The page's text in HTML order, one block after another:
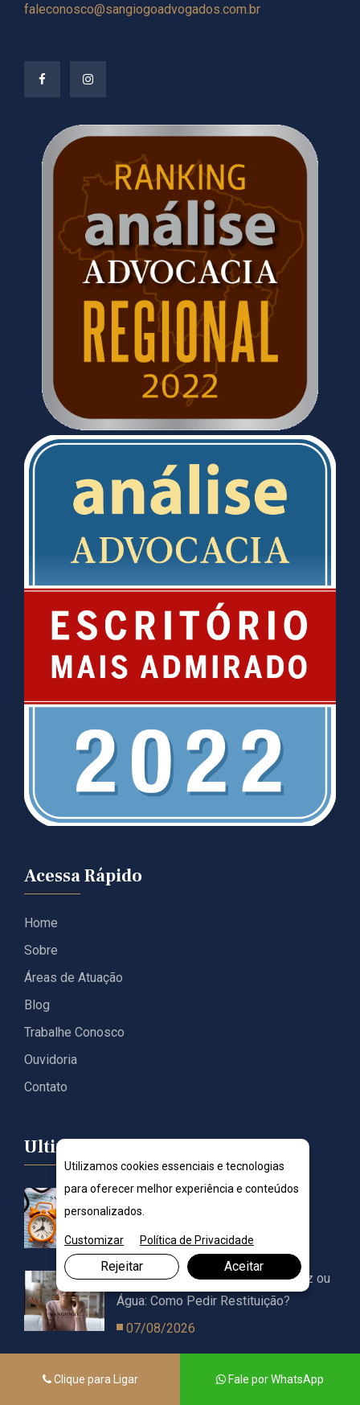
faleconosco@sangiogoadvogados.com.br
Acessa Rápido
Home
Sobre
Áreas de Atuação
Blog
Trabalhe Conosco
Ouvidoria
Contato
Ultimos Posts
MEI Pode Receber Cobrança
Retroativa de Tributos?
07/08/2026
Cobrança Indevida na Conta de Luz ou
Água: Como Pedir Restituição?
07/08/2026
Deve Pagar Todos os Prejuízos?
Clique para Ligar Fale por WhatsApp
Utilizamos cookies essenciais e tecnologias
para oferecer melhor experiência e conteúdos
personalizados.
Customizar Política de Privacidade
Rejeitar Aceitar